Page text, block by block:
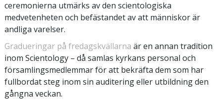
ceremonierna utmärks av den scientologiska
medvetenheten och befästandet av att människor är
andliga varelser.
Gradueringar på fredagskvällarna är en annan tradition
inom Scientology – då samlas kyrkans personal och
församlingsmedlemmar för att bekräfta dem som har
fullbordat steg inom sin auditering eller utbildning den
gångna veckan.